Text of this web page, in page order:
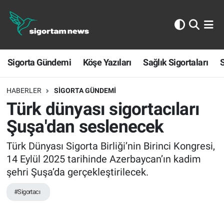
Sigorta Gündemi Köşe Yazıları Sağlık Sigortaları
HABERLER SIGORTA GÜNDEMI
Türk dünyası sigortacıları
Şuşa'dan seslenecek
Türk Dünyası Sigorta Birliği’nin Birinci Kongresi,
14 Eylül 2025 tarihinde Azerbaycan’ın kadim
şehri Şuşa’da gerçekleştirilecek.
#Sigortacı
Sigorta Gündemi
Köşe Yazıları
Sağlık Sigortaları
Sporun Sigortası
Ekonomi